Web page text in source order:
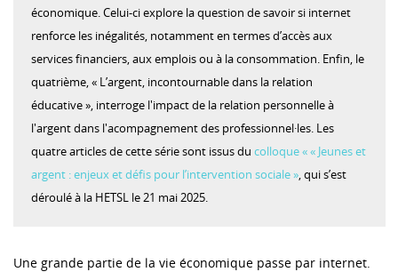
économique. Celui-ci explore la question de savoir si internet
renforce les inégalités, notamment en termes d’accès aux
services financiers, aux emplois ou à la consommation. Enfin, le
quatrième, « L’argent, incontournable dans la relation
éducative », interroge l'impact de la relation personnelle à
l'argent dans l'acompagnement des professionnel·les. Les
quatre articles de cette série sont issus du colloque « « Jeunes et
argent : enjeux et défis pour l’intervention sociale », qui s’est
déroulé à la HETSL le 21 mai 2025.
Une grande partie de la vie économique passe par internet.